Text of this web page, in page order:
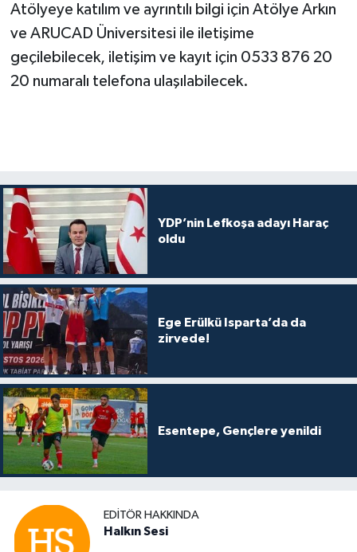
Atölyeye katılım ve ayrıntılı bilgi için Atölye Arkın
ve ARUCAD Üniversitesi ile iletişime
geçilebilecek, iletişim ve kayıt için 0533 876 20
20 numaralı telefona ulaşılabilecek.
YDP’nin Lefkoşa adayı Haraç
oldu
Ege Erülkü Isparta’da da
zirvede!
Esentepe, Gençlere yenildi
EDITÖR HAKKINDA
Halkın Sesi